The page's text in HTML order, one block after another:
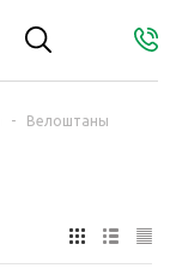
- Велоштаны